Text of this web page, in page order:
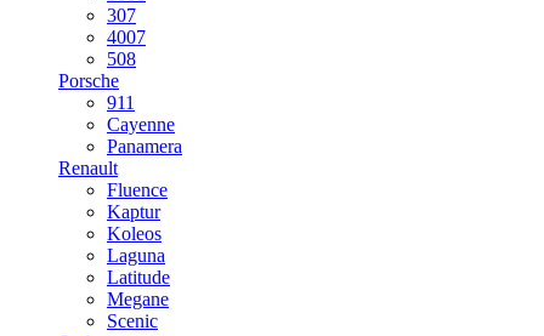
307
4007
508
Porsche
911
Cayenne
Panamera
Renault
Fluence
Kaptur
Koleos
Laguna
Latitude
Megane
Scenic